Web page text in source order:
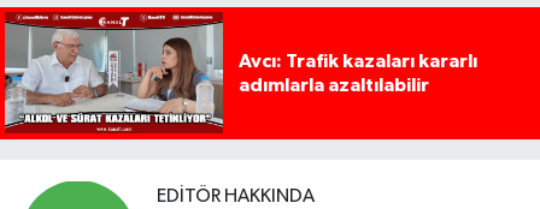
Avcı: Trafik kazaları kararlı
adımlarla azaltılabilir
EDITÖR HAKKINDA